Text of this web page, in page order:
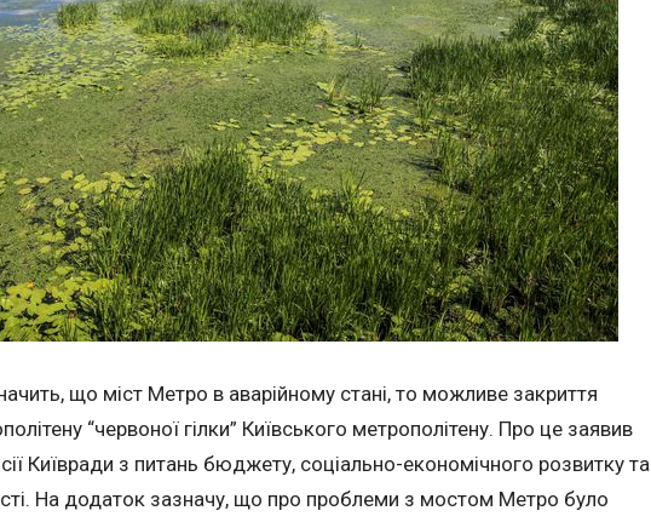
що міст Метро в аварійному стані, то можливе закриття
“червоної гілки” Київського метрополітену. Про це заявив
Київради з питань бюджету, соціально-економічного розвитку та
На додаток зазначу, що про проблеми з мостом Метро було